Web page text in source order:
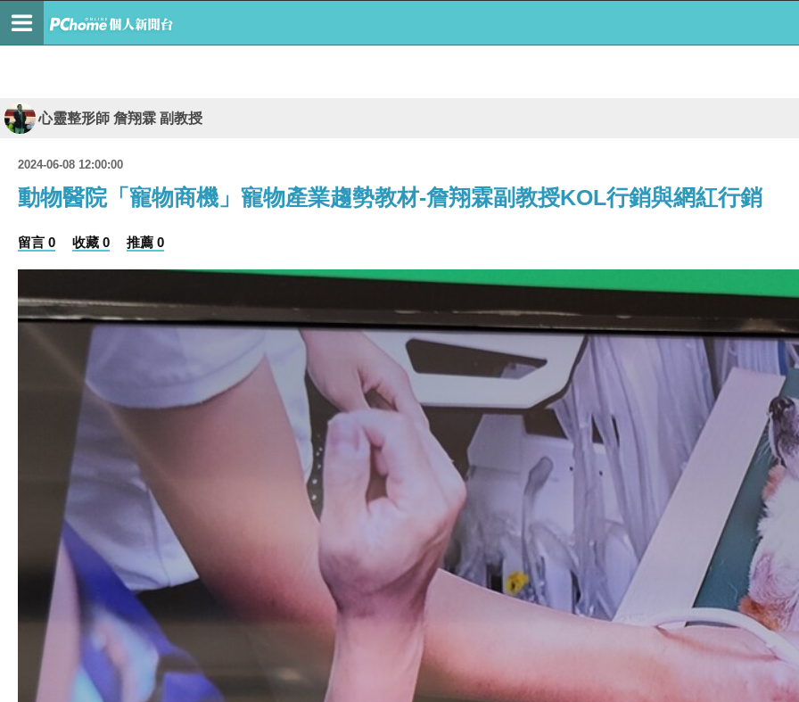
心靈整形師 詹翔霖 副教授
2024-06-08 12:00:00
動物醫院「寵物商機」寵物產業趨勢教材-詹翔霖副教授KOL行銷與網紅行銷
留言 0 收藏 0 推薦 0